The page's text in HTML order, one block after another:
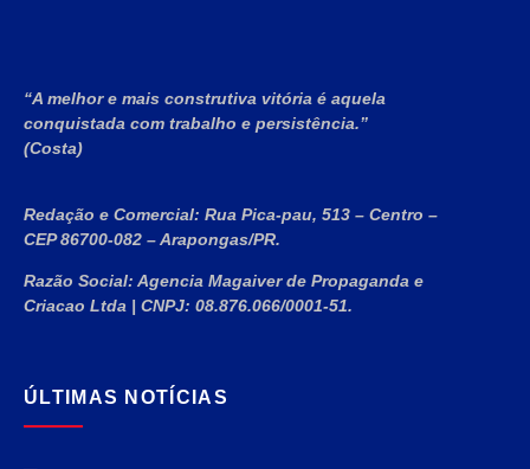
“A melhor e mais construtiva vitória é aquela
conquistada com trabalho e persistência.”
(Costa)
Redação e Comercial: Rua Pica-pau, 513 – Centro –
CEP 86700-082 – Arapongas/PR.
Razão Social: Agencia Magaiver de Propaganda e
Criacao Ltda | CNPJ: 08.876.066/0001-51.
ÚLTIMAS NOTÍCIAS